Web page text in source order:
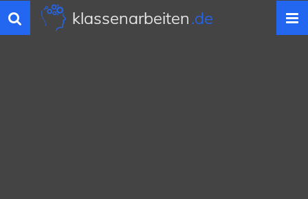
Toggle
navigation
klassenarbeiten.de